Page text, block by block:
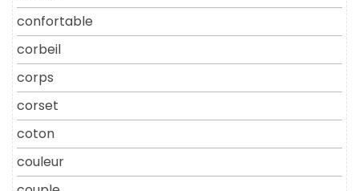
confortable
corbeil
corps
corset
coton
couleur